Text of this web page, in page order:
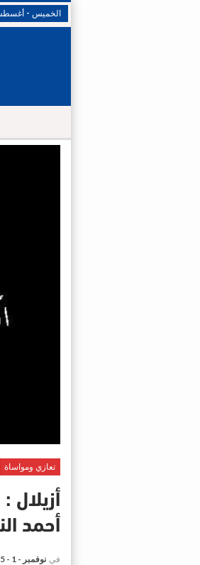
الخميس - أغسطس 6-
تعازي ومواساة
أزيلال
أحمد
في نوفمبر - 1 - 2025